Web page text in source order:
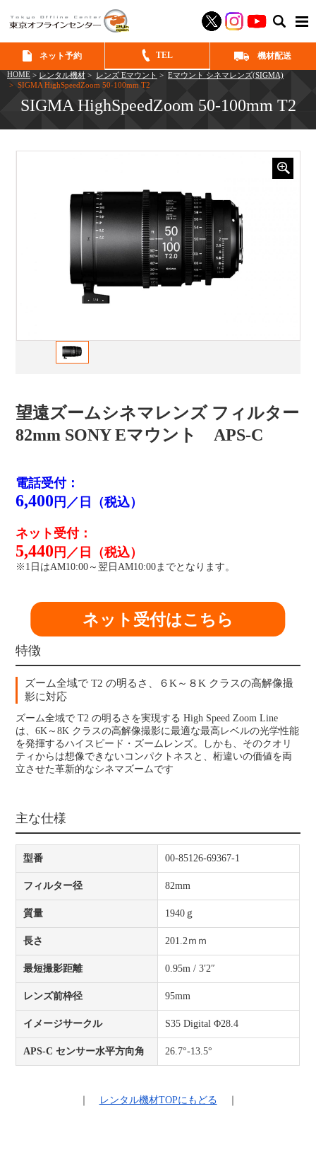
ネット予約 TEL 機材配送
HOME > レンタル機材 > レンズ Eマウント > Eマウント シネマレンズ(SIGMA)
> SIGMA HighSpeedZoom 50-100mm T2
SIGMA HighSpeedZoom 50-100mm T2
望遠ズームシネマレンズ フィルター
82mm SONY Eマウント APS-C
電話受付：
6,400 円／日（税込）
ネット受付：
5,440 円／日（税込）
※1日はAM10:00～翌日AM10:00までとなります。
ネット受付はこちら
特徴
ズーム全域で T2 の明るさ、６K～８K クラスの高解像撮
影に対応
ズーム全域で T2 の明るさを実現する High Speed Zoom Line
は、6K～8K クラスの高解像撮影に最適な最高レベルの光学性能
を発揮するハイスピード・ズームレンズ。しかも、そのクオリ
ティからは想像できないコンパクトネスと、桁違いの価値を両
立させた革新的なシネマズームです
主な仕様
型番 00-85126-69367-1
フィルター径 82mm
質量 1940ｇ
長さ 201.2ｍｍ
最短撮影距離 0.95m / 3′2″
レンズ前枠径 95mm
イメージサークル S35 Digital Φ28.4
APS-C センサー水平方向角 26.7°-13.5°
レンタル機材TOPにもどる